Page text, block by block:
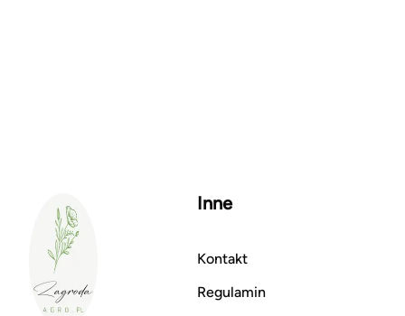
Inne
Kontakt
Regulamin